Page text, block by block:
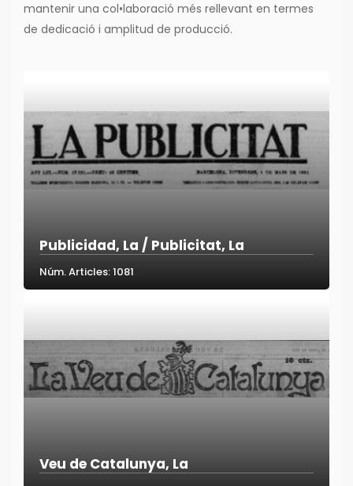
mantenir una col•laboració més rellevant en termes
de dedicació i amplitud de producció.
Publicidad, La / Publicitat, La
Núm. Articles: 1081
Veu de Catalunya, La